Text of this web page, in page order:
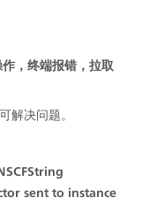
，终端报错，拉取
解决问题。
sent to instance